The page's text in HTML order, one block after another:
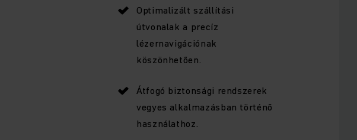
Optimalizált szállítási
útvonalak a precíz
lézernavigációnak
köszönhetően.
Átfogó biztonsági rendszerek
vegyes alkalmazásban történő
használathoz.